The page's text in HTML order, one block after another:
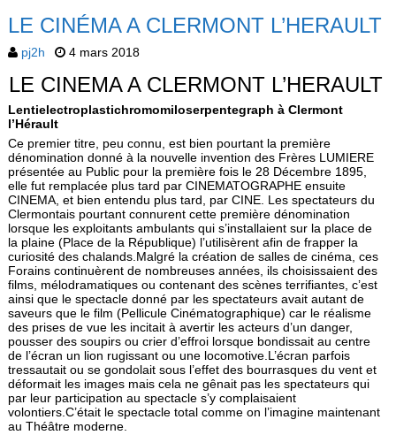
LE CINÉMA A CLERMONT L’HERAULT
pj2h 4 mars 2018
LE CINEMA A CLERMONT L’HERAULT
Lentielectroplastichromomiloserpentegraph à Clermont
l’Hérault
Ce premier titre, peu connu, est bien pourtant la première
dénomination donné à la nouvelle invention des Frères LUMIERE
présentée au Public pour la première fois le 28 Décembre 1895,
elle fut remplacée plus tard par CINEMATOGRAPHE ensuite
CINEMA, et bien entendu plus tard, par CINE. Les spectateurs du
Clermontais pourtant connurent cette première dénomination
lorsque les exploitants ambulants qui s’installaient sur la place de
la plaine (Place de la République) l’utilisèrent afin de frapper la
curiosité des chalands.Malgré la création de salles de cinéma, ces
Forains continuèrent de nombreuses années, ils choisissaient des
films, mélodramatiques ou contenant des scènes terrifiantes, c’est
ainsi que le spectacle donné par les spectateurs avait autant de
saveurs que le film (Pellicule Cinématographique) car le réalisme
des prises de vue les incitait à avertir les acteurs d’un danger,
pousser des soupirs ou crier d’effroi lorsque bondissait au centre
de l’écran un lion rugissant ou une locomotive.L’écran parfois
tressautait ou se gondolait sous l’effet des bourrasques du vent et
déformait les images mais cela ne gênait pas les spectateurs qui
par leur participation au spectacle s’y complaisaient
volontiers.C’était le spectacle total comme on l’imagine maintenant
au Théâtre moderne.